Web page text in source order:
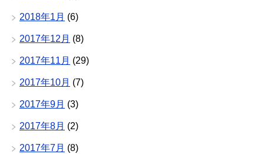
2018年1月 (6)
2017年12月 (8)
2017年11月 (29)
2017年10月 (7)
2017年9月 (3)
2017年8月 (2)
2017年7月 (8)